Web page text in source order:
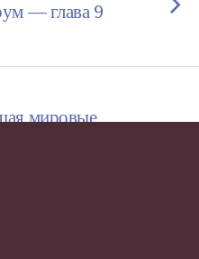
— глава 9
мировые